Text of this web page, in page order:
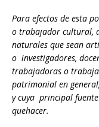
Para efectos de esta
o trabajador cultural,
naturales que sean
o investigadores,
trabajadoras o
patrimonial en
y cuya principal
quehacer.